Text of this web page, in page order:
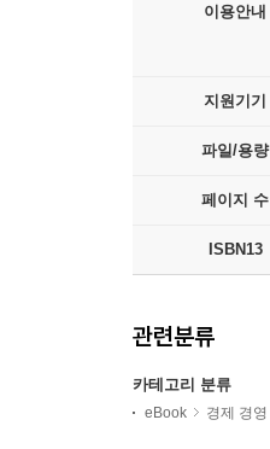
이용안내
지원기기
파일/용량
페이지 수
ISBN13
관련분류
카테고리 분류
eBook 경제 경영